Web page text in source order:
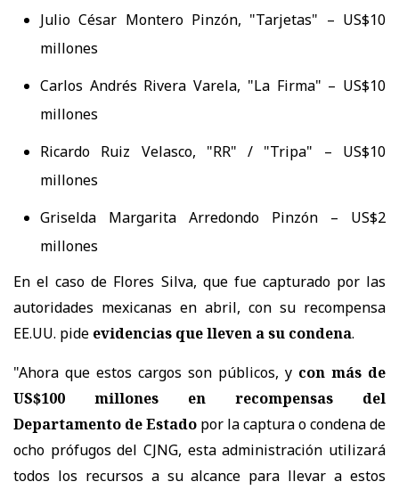
Julio César Montero Pinzón, "Tarjetas" – US$10
millones
Carlos Andrés Rivera Varela, "La Firma" – US$10
millones
Ricardo Ruiz Velasco, "RR" / "Tripa" – US$10
millones
Griselda Margarita Arredondo Pinzón – US$2
millones
En el caso de Flores Silva, que fue capturado por las
autoridades mexicanas en abril, con su recompensa
EE.UU. pide evidencias que lleven a su condena.
"Ahora que estos cargos son públicos, y con más de
US$100 millones en recompensas del
Departamento de Estado por la captura o condena de
ocho prófugos del CJNG, esta administración utilizará
todos los recursos a su alcance para llevar a estos